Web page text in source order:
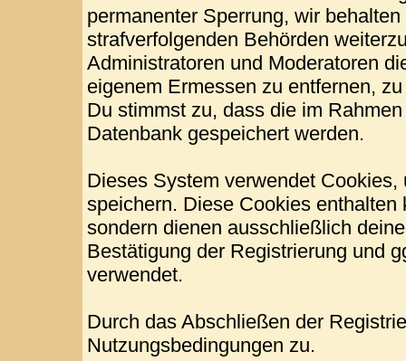
permanenter Sperrung, wir
strafverfolgenden Behörden
Administratoren und Moderatoren
eigenem Ermessen zu entfernen,
Du stimmst zu, dass die im
Datenbank gespeichert werden.
Dieses System verwendet
speichern. Diese Cookies
sondern dienen ausschließlich
Bestätigung der Registrierung und
verwendet.
Durch das Abschließen der
Nutzungsbedingungen zu.